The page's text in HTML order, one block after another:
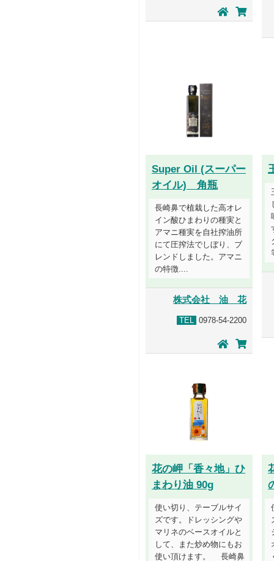
Super Oil (スーパー
オイル) 角瓶
長崎鼻で植栽した高オレ
イン酸ひまわりの種実と
アマニ種実を自社搾油所
にて圧搾法でしぼり、ブ
レンドしました。アマニ
の特徴....
株式会社 油 花
TEL 0978-54-2200
花の岬「香々地」ひ
まわり油 90g
使い切り、テーブルサイ
ズです。ドレッシングや
マリネのベースオイルと
して、また炒め物にもお
使い頂けます。 長崎鼻